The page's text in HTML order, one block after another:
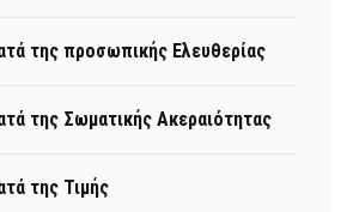
της προσωπικής Ελευθερίας
της Σωματικής Ακεραιότητας
της Τιμής